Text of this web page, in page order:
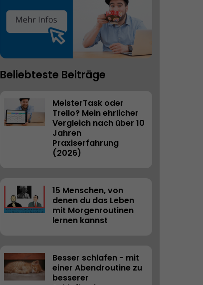
Beliebteste Beiträge
MeisterTask oder
Trello? Mein ehrlicher
Vergleich nach über 10
Jahren
Praxiserfahrung
(2026)
15 Menschen, von
denen du das Leben
mit Morgenroutinen
lernen kannst
Besser schlafen - mit
einer Abendroutine zu
besserer